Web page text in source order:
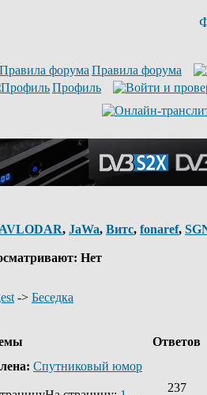
Правила форума
Профиль
, JaWa, Витс, fonaref,
Нет
-> Беседка
Ответов
Спутниковый юмор
237